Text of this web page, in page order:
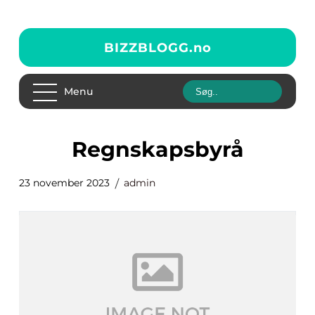
BIZZBLOGG.no
Menu
regnskapsbyrå
23 november 2023 admin